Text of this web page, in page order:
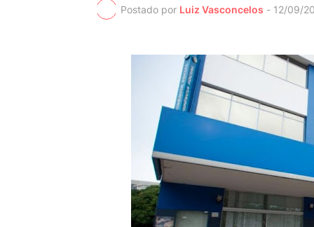
Postado por Luiz Vasconcelos - 12/09/